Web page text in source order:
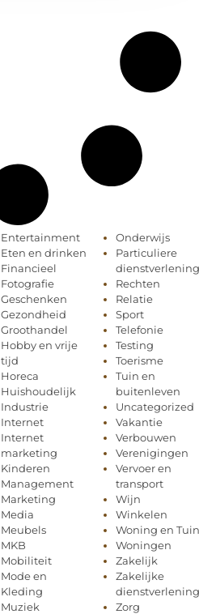
Entertainment
Eten en drinken
Financieel
Fotografie
Geschenken
Gezondheid
Groothandel
Hobby en vrije
tijd
Horeca
Huishoudelijk
Industrie
Internet
Internet
marketing
Kinderen
Management
Marketing
Media
Meubels
MKB
Mobiliteit
Mode en
Kleding
Muziek
Onderwijs
Particuliere
dienstverlening
Rechten
Relatie
Sport
Telefonie
Testing
Toerisme
Tuin en
buitenleven
Uncategorized
Vakantie
Verbouwen
Verenigingen
Vervoer en
transport
Wijn
Winkelen
Woning en Tuin
Woningen
Zakelijk
Zakelijke
dienstverlening
Zorg